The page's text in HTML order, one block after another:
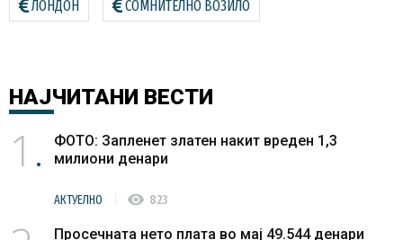
ЛОНДОН СОМНИТЕЛНО ВОЗИЛО
НАЈЧИТАНИ ВЕСТИ
1
ФОТО: Запленет златен накит вреден 1,3
милиони денари
АКТУЕЛНО visibility 823
Просечната нето плата во мај 49.544 денари